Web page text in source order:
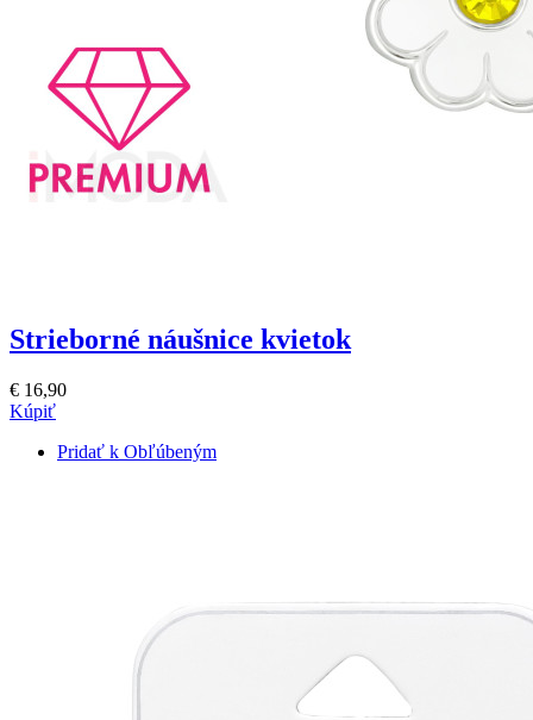
Strieborné náušnice kvietok
€ 16,90
Kúpiť
Pridať k Obľúbeným